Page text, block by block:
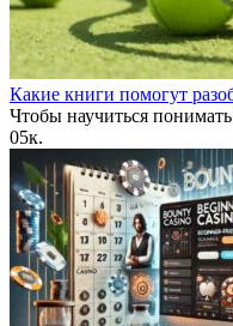
Какие книги помогут
Чтобы научиться
05к.